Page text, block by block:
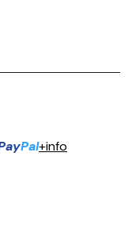
incluidos en tu lista
Pal+info